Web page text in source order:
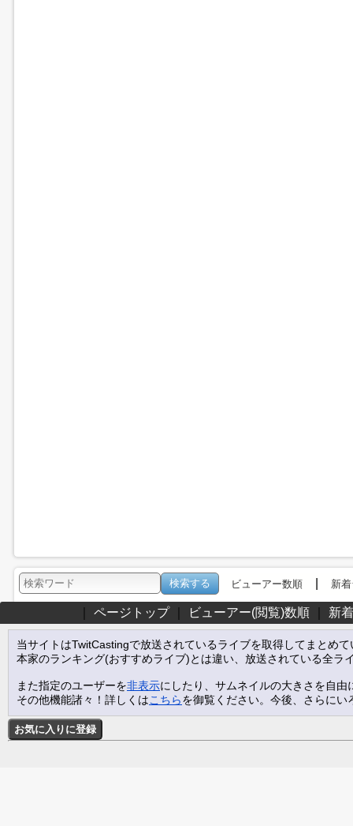
ビューアー数順| 新
ページトップ｜ ビューアー(閲覧)数順｜ 新
当サイトはTwitCastingで放送されているライブを取得してまとめ
本家のランキング(おすすめライブ)とは違い、放送されている全ラ
また指定のユーザーを非表示にしたり、サムネイルの大きさを自
その他機能諸々！詳しくはこちらを御覧ください。今後、さらに